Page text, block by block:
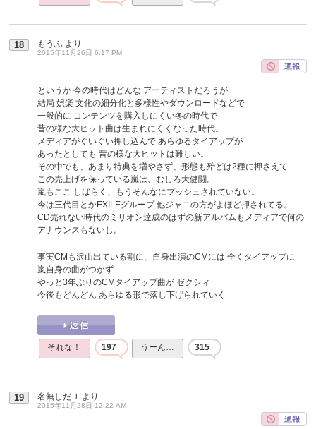
18 もうふ より
2015年11月26日 6:17 PM
というか 今の時代はどんな アーティストだろうが
結局 娯楽 文化の細分化と多様性やダウンロードなどで
一般的に コンテンツを購入しにくい冬の時代で
昔の様な大ヒット曲は生まれにくくなった時代。
メディアがぐいぐい押し込んで あらゆるタイアップが
あったとしても 昔の様な大ヒットは難しい。
その中でも、あまり特典を増やさず、形態も殆どは2種に押さえて
この売上げを保っている嵐は、むしろ大健闘。
嵐もここ しばらく、もうそんなにプッシュされていない。
今は三代目とかEXILEグループ 他ジャニの方がよほど押されてる。
CD売れない時代のミリオン達成のはずの新アルバムもメディアで何の
アナウンスもないし。
事実CMも沢山出ている割に、自身出演のCMには 全くタイアップに
嵐自身の曲がつかず
やっと3年ぶりのCMタイアップ曲が ゼクシィ
今後もどんどん あらゆる形で落し下げられていく
それな！ 197 うーん… 315
19 名無しだＪ より
2015年11月28日 12:22 AM